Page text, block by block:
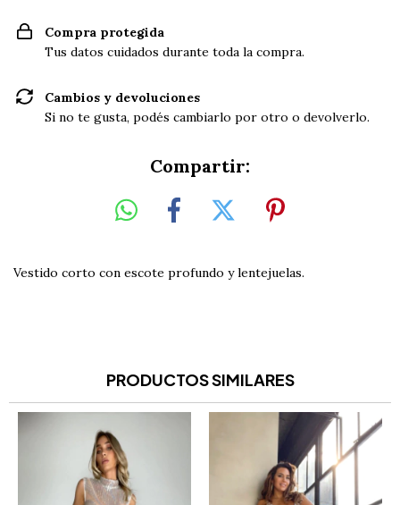
Compra protegida
Tus datos cuidados durante toda la compra.
Cambios y devoluciones
Si no te gusta, podés cambiarlo por otro o devolverlo.
Compartir:
Vestido corto con escote profundo y lentejuelas.
PRODUCTOS SIMILARES